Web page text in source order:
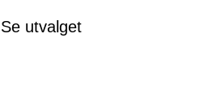
Se utvalget